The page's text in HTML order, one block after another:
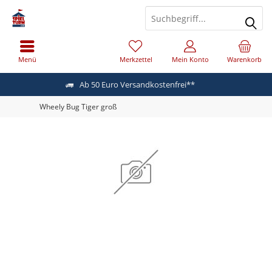
Ab 50 Euro Versandkostenfrei**
Menü Warenkorb
Merkzettel Mein Konto
Wheely Bug Tiger groß